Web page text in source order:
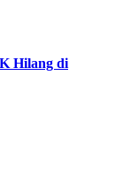
Hilang di